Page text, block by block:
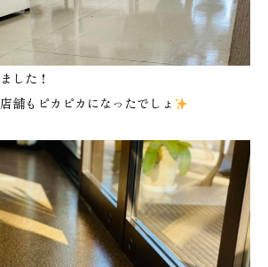
した！
舗もピカピカになったでしょ